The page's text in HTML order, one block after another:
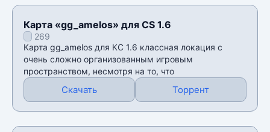
Карта «gg_amelos» для CS 1.6
269
Карта gg_amelos для КС 1.6 классная локация с
очень сложно организованным игровым
пространством, несмотря на то, что
Скачать Торрент